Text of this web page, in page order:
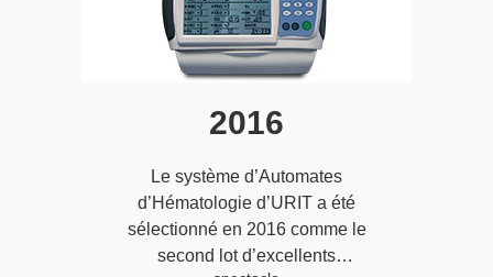
2016
Le système d’Automates
d’Hématologie d’URIT a été
sélectionné en 2016 comme le
second lot d’excellents